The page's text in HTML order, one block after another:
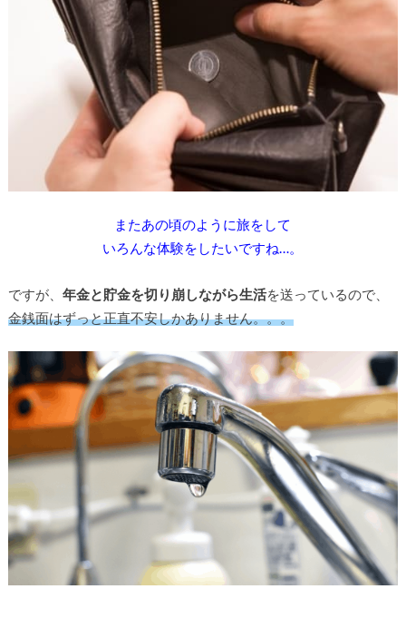
またあの頃のように旅をして
いろんな体験をしたいですね…。
ですが、 年金と貯金を切り崩しながら生活を送っているので、
金銭面はずっと正直不安しかありません。。。